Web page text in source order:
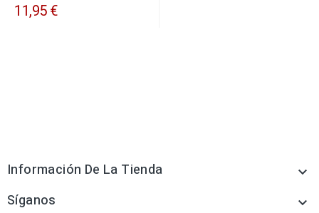
11,95 €
Información De La Tienda 
Síganos 